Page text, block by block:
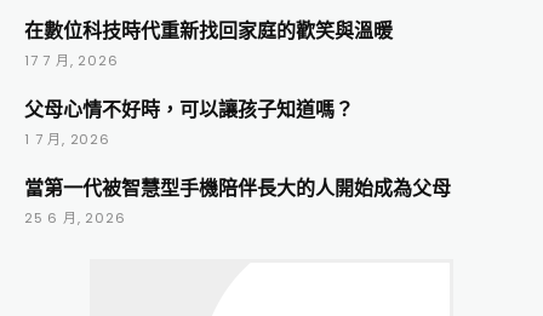
在數位科技時代重新找回家庭的歡笑與溫暖
17 7 月, 2026
父母心情不好時，可以讓孩子知道嗎？
1 7 月, 2026
當第一代被智慧型手機陪伴長大的人開始成為父母
25 6 月, 2026